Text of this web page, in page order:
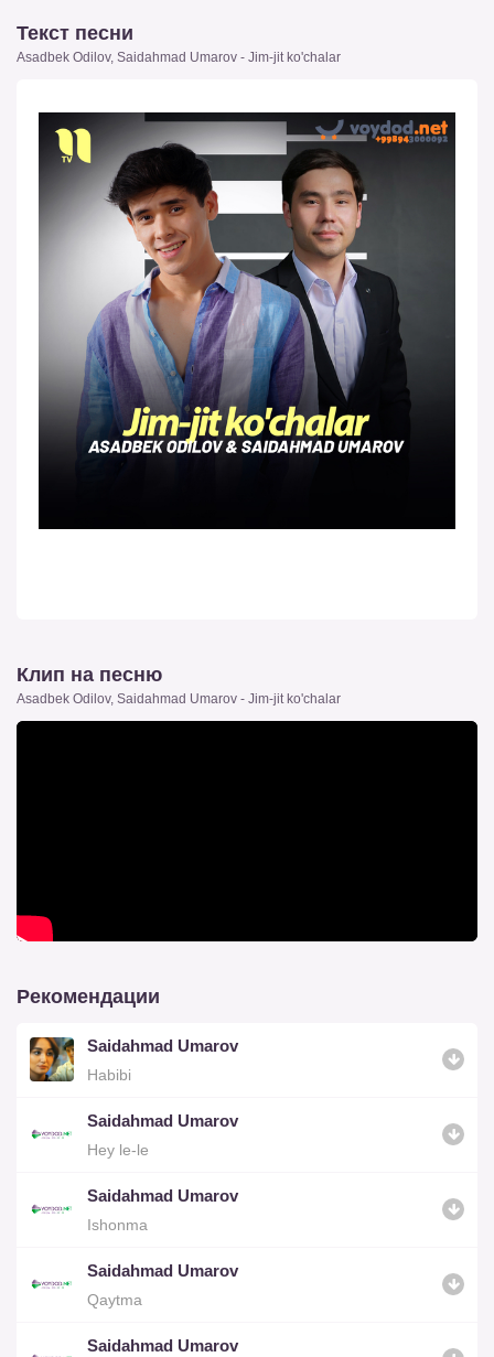
Текст песни
Asadbek Odilov, Saidahmad Umarov - Jim-jit ko'chalar
Клип на песню
Asadbek Odilov, Saidahmad Umarov - Jim-jit ko'chalar
Рекомендации
Saidahmad Umarov
Habibi
Saidahmad Umarov
Hey le-le
Saidahmad Umarov
Ishonma
Saidahmad Umarov
Qaytma
Saidahmad Umarov